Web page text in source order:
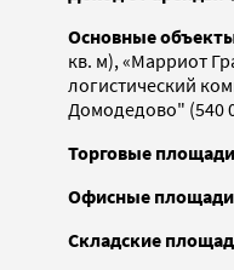
Основные
кв. м), «Марриот
логистический
Домодедово" (540
Торговые
Офисные
Складские